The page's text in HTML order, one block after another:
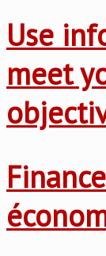
Use
meet